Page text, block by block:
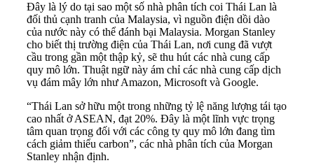
Đây là lý do tại sao một số nhà phân tích coi Thái Lan là
đối thủ cạnh tranh của Malaysia, vì nguồn điện dồi dào
của nước này có thể đánh bại Malaysia. Morgan Stanley
cho biết thị trường điện của Thái Lan, nơi cung đã vượt
cầu trong gần một thập kỷ, sẽ thu hút các nhà cung cấp
quy mô lớn. Thuật ngữ này ám chỉ các nhà cung cấp dịch
vụ đám mây lớn như Amazon, Microsoft và Google.
“Thái Lan sở hữu một trong những tỷ lệ năng lượng tái tạo
cao nhất ở ASEAN, đạt 20%. Đây là một lĩnh vực trọng
tâm quan trọng đối với các công ty quy mô lớn đang tìm
cách giảm thiểu carbon”, các nhà phân tích của Morgan
Stanley nhận định.